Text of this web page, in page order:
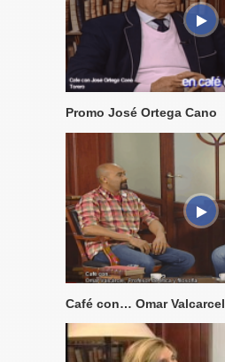
Promo José Ortega Cano
Café con… Omar Valcarcel